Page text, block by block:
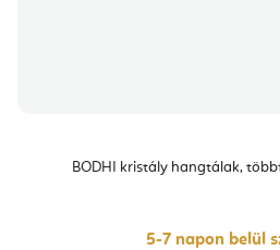
BODHI kristály hangtálak,
5-7 napon belül